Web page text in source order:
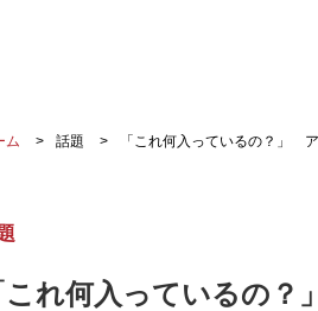
ム 話題 「これ何入っているの？」
これ何入っているの